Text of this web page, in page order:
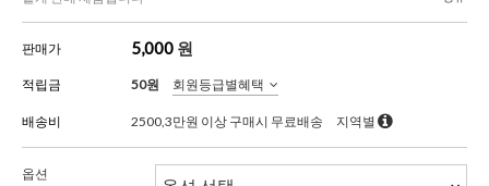
판매가 5,000 원
적립금 50원 회원등급별혜택
배송비 2500,3만원 이상 구매시 무료배송 지역별
옵션